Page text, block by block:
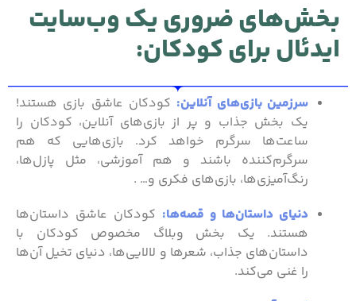
بخش‌های ضروری یک وب‌سایت
ایدئال برای کودکان:
سرزمین بازی‌های آنلاین: کودکان عاشق بازی هستند!
یک بخش جذاب و پر از بازی‌های آنلاین، کودکان را
ساعت‌ها سرگرم خواهد کرد. بازی‌هایی که هم
سرگرم‌کننده باشند و هم آموزشی، مثل پازل‌ها،
رنگ‌آمیزی‌ها، بازی‌های فکری و… .
دنیای داستان‌ها و قصه‌ها: کودکان عاشق داستان‌ها
هستند. یک بخش وبلاگ مخصوص کودکان با
داستان‌های جذاب، شعرها و لالایی‌ها، دنیای تخیل آن‌ها
را غنی می‌کند.